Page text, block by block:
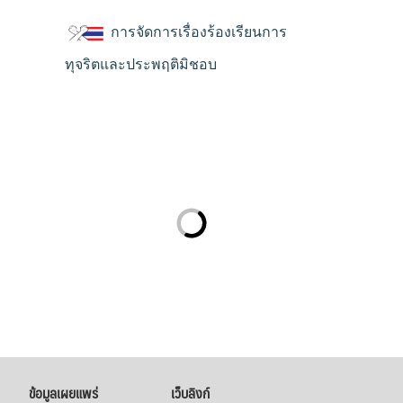
การจัดการเรื่องร้องเรียนการ
ทุจริตและประพฤติมิชอบ
ข้อมูลเผยแพร่ เว็บลิงก์